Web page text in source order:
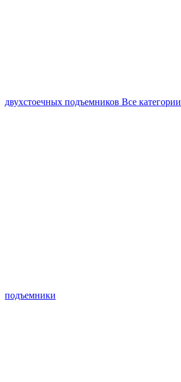
двухстоечных подъемников Все категории
подъемники